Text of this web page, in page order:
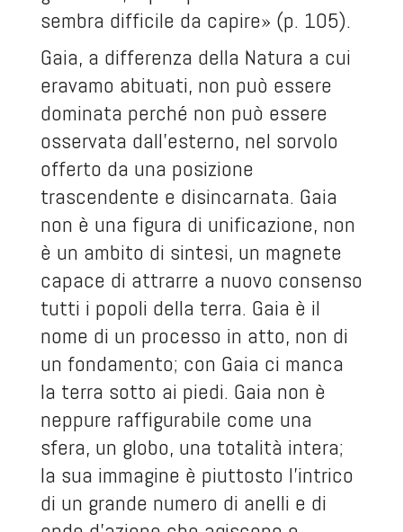
sembra difficile da capire» (p. 105).
Gaia, a differenza della Natura a cui
eravamo abituati, non può essere
dominata perché non può essere
osservata dall’esterno, nel sorvolo
offerto da una posizione
trascendente e disincarnata. Gaia
non è una figura di unificazione, non
è un ambito di sintesi, un magnete
capace di attrarre a nuovo consenso
tutti i popoli della terra. Gaia è il
nome di un processo in atto, non di
un fondamento; con Gaia ci manca
la terra sotto ai piedi. Gaia non è
neppure raffigurabile come una
sfera, un globo, una totalità intera;
la sua immagine è piuttosto l’intrico
di un grande numero di anelli e di